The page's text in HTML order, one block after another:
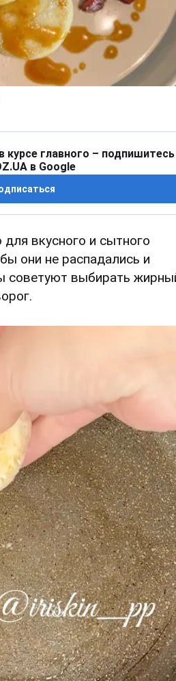
курсе главного – подпишитесь
в Google
вкусного и сытного
они не распадались и
советуют выбирать